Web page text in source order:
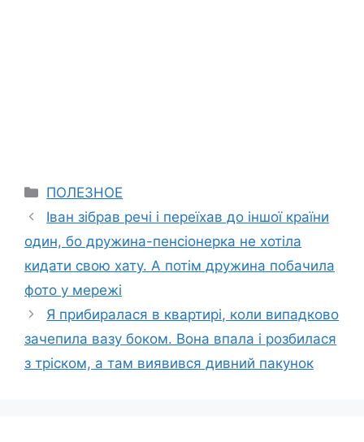
Categories
ПОЛЕЗНОЕ
Іван зібрав речі і переїхав до іншої країни
один, бо дружина-пенсіонерка не хотіла
кидати свою хату. А потім дружина побачила
фото у мережі
Я прибиралася в квартирі, коли випадково
зачепила вазу боком. Вона впала і розбилася
з тріском, а там виявився дивний пакунок